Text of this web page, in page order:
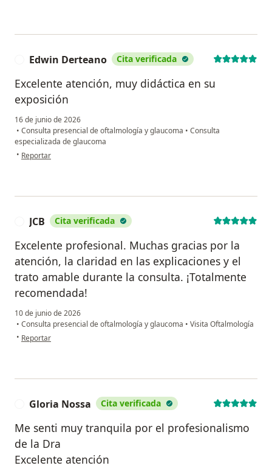
Edwin Derteano Cita verificada
Excelente atención, muy didáctica en su
exposición
16 de junio de 2026
• Consulta presencial de oftalmología y glaucoma • Consulta
especializada de glaucoma
• en opinión del usuario Edwin Derteano
Reportar
JCB Cita verificada
Excelente profesional. Muchas gracias por la
atención, la claridad en las explicaciones y el
trato amable durante la consulta. ¡Totalmente
recomendada!
10 de junio de 2026
• Consulta presencial de oftalmología y glaucoma • Visita Oftalmología
• en opinión del usuario JCB
Reportar
Gloria Nossa Cita verificada
Me senti muy tranquila por el profesionalismo
de la Dra
Excelente atención